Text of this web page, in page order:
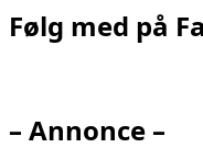
Følg med på
– Annonce –